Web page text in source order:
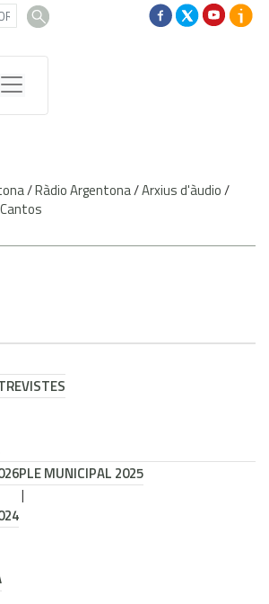
/Ràdio Argentona/Arxius d'àudio/
PLE MUNICIPAL 2025